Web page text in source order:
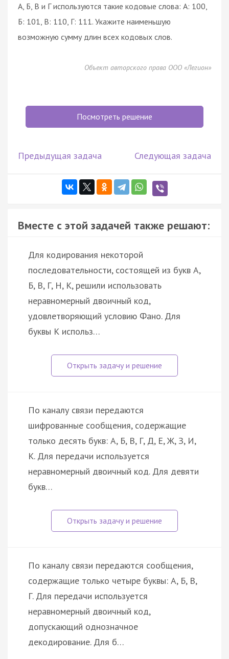
А, Б, В и Г используются такие кодовые слова: А: 100,
Б: 101, В: 110, Г: 111. Укажите наименьшую
возможную сумму длин всех кодовых слов.
Объект авторского права ООО «Легион»
Посмотреть решение
Предыдущая задача Следующая задача
Вместе с этой задачей также решают:
Для кодирования некоторой
последовательности, состоящей из букв А,
Б, В, Г, Н, К, решили использовать
неравномерный двоичный код,
удовлетворяющий условию Фано. Для
буквы К использ…
По каналу связи передаются
шифрованные сообщения, содержащие
только десять букв: А, Б, В, Г, Д, Е, Ж, З, И,
К. Для передачи используется
неравномерный двоичный код. Для девяти
букв…
По каналу связи передаются сообщения,
содержащие только четыре буквы: А, Б, В,
Г. Для передачи используется
неравномерный двоичный код,
допускающий однозначное
декодирование. Для б…